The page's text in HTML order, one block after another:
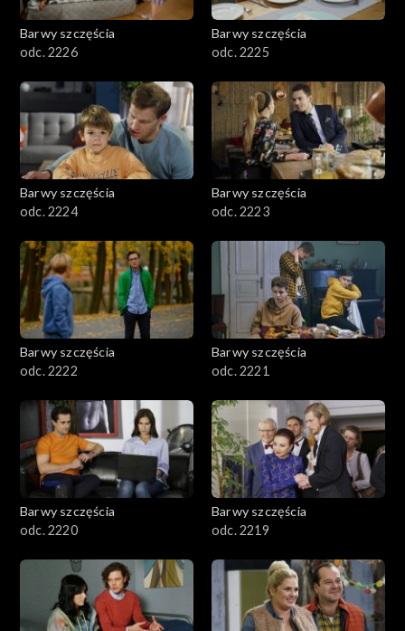
Barwy szczęścia
odc. 2226
Barwy szczęścia
odc. 2225
Barwy szczęścia
odc. 2224
Barwy szczęścia
odc. 2223
Barwy szczęścia
odc. 2222
Barwy szczęścia
odc. 2221
Barwy szczęścia
odc. 2220
Barwy szczęścia
odc. 2219